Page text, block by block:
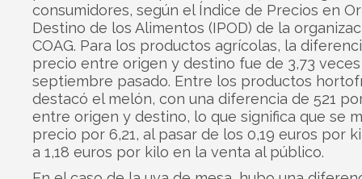
consumidores, según el Índice de Precios en
Destino de los Alimentos (IPOD) de la
COAG. Para los productos agrícolas, la
precio entre origen y destino fue de 3,73
septiembre pasado. Entre los productos
destacó el melón, con una diferencia de 521
entre origen y destino, lo que significa que se
precio por 6,21, al pasar de los 0,19 euros por
a 1,18 euros por kilo en la venta al público.